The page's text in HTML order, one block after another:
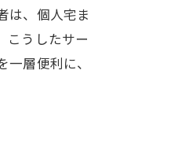
は、個人宅ま
こうしたサー
層便利に、